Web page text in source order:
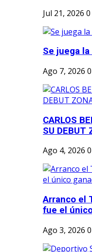
Jul 21, 2026 0
Se juega
Ago 7, 2026 0
CARLOS
SU DEBUT
Ago 4, 2026 0
Arranco el
fue el
Ago 3, 2026 0